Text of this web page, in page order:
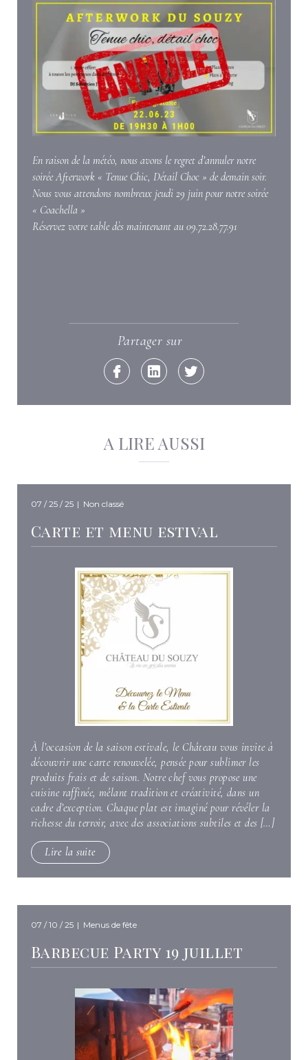
En raison de la météo, nous avons le regret d’annuler notre
soirée Afterwork « Tenue Chic, Détail Choc » de demain soir.
Nous vous attendons nombreux jeudi 29 juin pour notre soirée
« Coachella »
Réservez votre table dès maintenant au 09.72.28.77.91
Partager sur
Facebook Linkedin Twitter
A LIRE AUSSI
07 / 25 / 25 | Non classé
Carte et menu estival
À l’occasion de la saison estivale, le Château vous invite à
découvrir une carte renouvelée, pensée pour sublimer les
produits frais et de saison. Notre chef vous propose une
cuisine raffinée, mêlant tradition et créativité, dans un
cadre d’exception. Chaque plat est imaginé pour révéler la
richesse du terroir, avec des associations subtiles et des […]
Lire la suite
07 / 10 / 25 | Menus de fête
Barbecue Party 19 juillet